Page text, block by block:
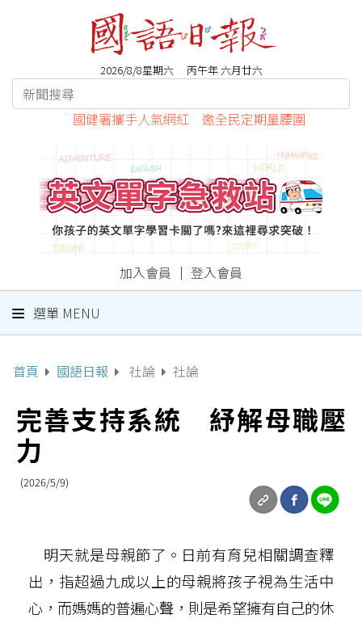
2026/8/8星期六 丙午年 六月廿六
國健署攜手人氣網紅 邀全民定期量腰圍
加入會員 ｜ 登入會員
選單 MENU
首頁 國語日報 社論 社論
完善支持系統 紓解母職壓
力
(2026/5/9)
明天就是母親節了。日前有育兒相關調查釋
出，指超過九成以上的母親將孩子視為生活中
心，而媽媽的普遍心聲，則是希望擁有自己的休